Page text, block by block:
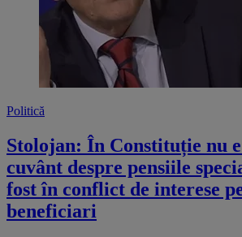
Politică
Stolojan: În Constituție nu
cuvânt despre pensiile
fost în conflict de interese
beneficiari